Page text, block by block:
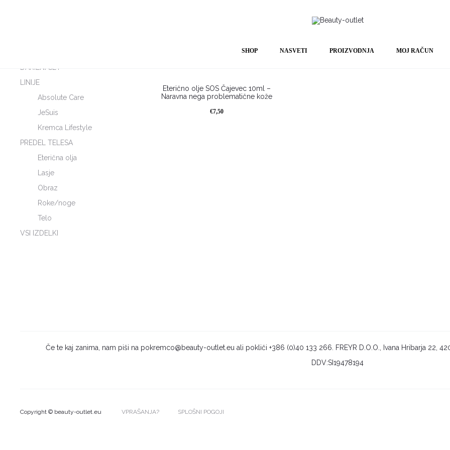
SHOP NASVETI PROIZVODNJA MOJ RAČUN
1 product
Prikaz
Eterično olje SOS Čajevec 10ml –
Naravna nega problematične kože
€7,50
DARILNI SET
LINIJE
Absolute Care
JeSuis
Kremca Lifestyle
PREDEL TELESA
Eterična olja
Lasje
Obraz
Roke/noge
Telo
VSI IZDELKI
Če te kaj zanima, nam piši na pokremco@beauty-outlet.eu ali pokliči +386 (0)40 133 266. FREYR D.O.O., Ivana Hribarja 22,
DDV:SI19478194
Copyright © beauty-outlet.eu VPRAŠANJA? SPLOŠNI POGOJI